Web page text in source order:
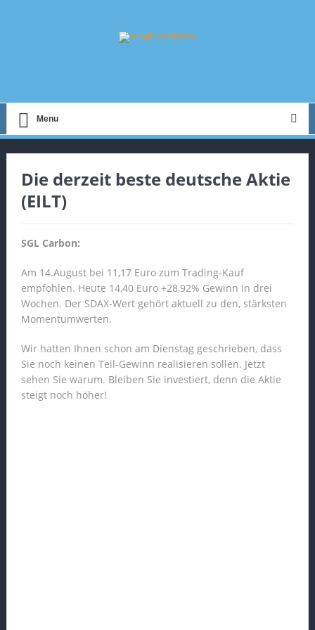
Menu
Die derzeit beste deutsche Aktie
(EILT)
SGL Carbon:
Am 14.August bei 11,17 Euro zum Trading-Kauf
empfohlen. Heute 14,40 Euro +28,92% Gewinn in drei
Wochen. Der SDAX-Wert gehört aktuell zu den, stärksten
Momentumwerten.
Wir hatten Ihnen schon am Dienstag geschrieben, dass
Sie noch keinen Teil-Gewinn realisieren sollen. Jetzt
sehen Sie warum. Bleiben Sie investiert, denn die Aktie
steigt noch höher!